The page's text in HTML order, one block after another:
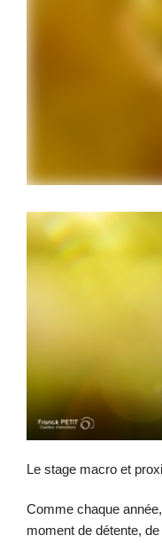
Le stage macro et
Comme chaque
moment de détente,